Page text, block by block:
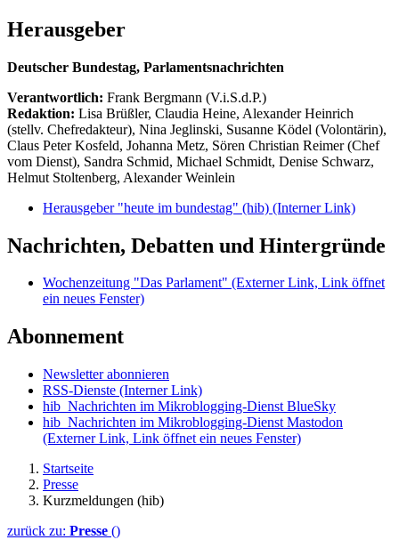
Herausgeber
Deutscher Bundestag, Parlamentsnachrichten
Verantwortlich: Frank Bergmann (V.i.S.d.P.)
Redaktion: Lisa Brüßler, Claudia Heine, Alexander Heinrich
(stellv. Chefredakteur), Nina Jeglinski, Susanne Ködel (Volontärin),
Claus Peter Kosfeld, Johanna Metz, Sören Christian Reimer (Chef
vom Dienst), Sandra Schmid, Michael Schmidt, Denise Schwarz,
Helmut Stoltenberg, Alexander Weinlein
Herausgeber "heute im bundestag" (hib) (Interner Link)
Nachrichten, Debatten und Hintergründe
Wochenzeitung "Das Parlament" (Externer Link, Link öffnet
ein neues Fenster)
Abonnement
Newsletter abonnieren
RSS-Dienste (Interner Link)
hib_Nachrichten im Mikroblogging-Dienst BlueSky
hib_Nachrichten im Mikroblogging-Dienst Mastodon
(Externer Link, Link öffnet ein neues Fenster)
Startseite
Presse
Kurzmeldungen (hib)
zurück zu: Presse ()